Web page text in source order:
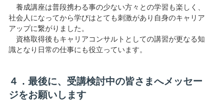
養成講座は普段携わる事の少ない方々との学習も楽しく、
社会人になってから学びはとても刺激があり自身のキャリア
アップに繋がりました。
資格取得後もキャリアコンサルトとしての講習が更なる知
識となり日常の仕事にも役立っています。
４．最後に、受講検討中の皆さまへメッセー
ジをお願いします